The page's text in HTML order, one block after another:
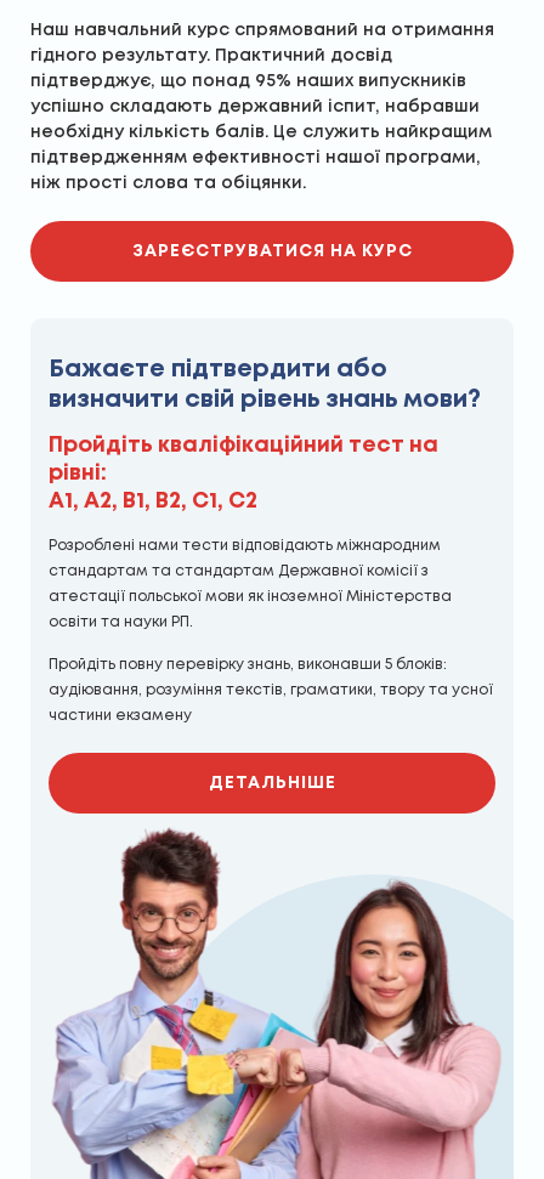
Наш навчальний курс спрямований на отримання
гідного результату. Практичний досвід
підтверджує, що понад 95% наших випускників
успішно складають державний іспит, набравши
необхідну кількість балів. Це служить найкращим
підтвердженням ефективності нашої програми,
ніж прості слова та обіцянки.
ЗАРЕЄСТРУВАТИСЯ НА КУРС
Бажаєте підтвердити або
визначити свій рівень знань мови?
Пройдіть кваліфікаційний тест на
рівні:
А1, А2, В1, В2, С1, С2
Розроблені нами тести відповідають міжнародним
стандартам та стандартам Державної комісії з
атестації польської мови як іноземної Міністерства
освіти та науки РП.
Пройдіть повну перевірку знань, виконавши 5 блоків:
аудіювання, розуміння текстів, граматики, твору та усної
частини екзамену
ДЕТАЛЬНІШЕ